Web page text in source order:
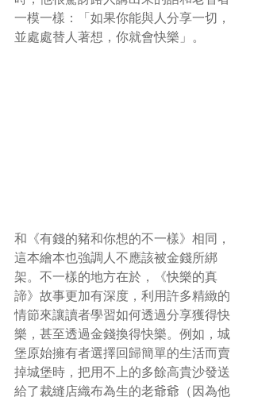
一模一樣：「如果你能與人分享一切，
並處處替人著想，你就會快樂」。
和《有錢的豬和你想的不一樣》相同，
這本繪本也強調人不應該被金錢所綁
架。不一樣的地方在於，《快樂的真
諦》故事更加有深度，利用許多精緻的
情節來讓讀者學習如何透過分享獲得快
樂，甚至透過金錢換得快樂。例如，城
堡原始擁有者選擇回歸簡單的生活而賣
掉城堡時，把用不上的多餘高貴沙發送
給了裁縫店織布為生的老爺爺（因為他